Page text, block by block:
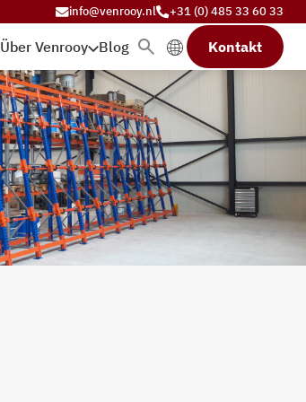
info@venrooy.nl +31 (0) 485 33 60 33
Über Venrooy Blog Kontakt